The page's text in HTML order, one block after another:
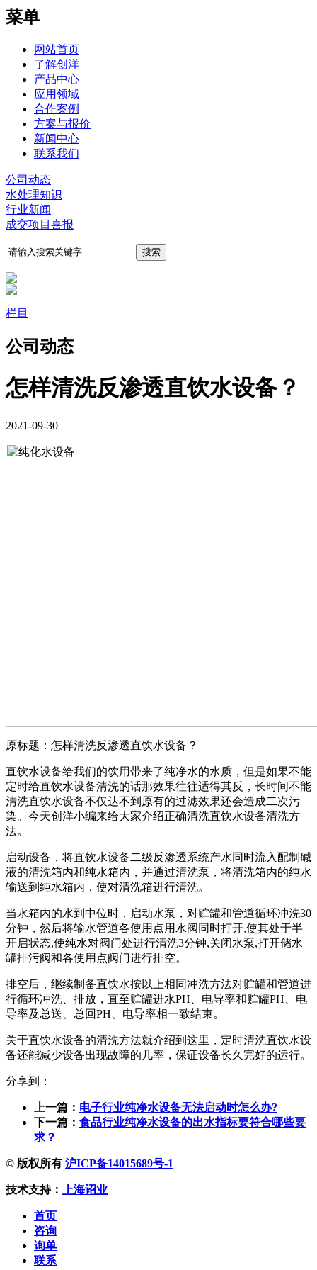
菜单
网站首页
了解创洋
产品中心
应用领域
合作案例
方案与报价
新闻中心
联系我们
公司动态
水处理知识
行业新闻
成交项目喜报
栏目
公司动态
怎样清洗反渗透直饮水设备？
2021-09-30
原标题：怎样清洗反渗透直饮水设备？
直饮水设备给我们的饮用带来了纯净水的水质，但是如果不能
定时给直饮水设备清洗的话那效果往往适得其反，长时间不能
清洗直饮水设备不仅达不到原有的过滤效果还会造成二次污
染。今天创洋小编来给大家介绍正确清洗直饮水设备清洗方
法。
启动设备，将直饮水设备二级反渗透系统产水同时流入配制碱
液的清洗箱内和纯水箱内，并通过清洗泵，将清洗箱内的纯水
输送到纯水箱内，使对清洗箱进行清洗。
当水箱内的水到中位时，启动水泵，对贮罐和管道循环冲洗30
分钟，然后将输水管道各使用点用水阀同时打开,使其处于半
开启状态,使纯水对阀门处进行清洗3分钟,关闭水泵,打开储水
罐排污阀和各使用点阀门进行排空。
排空后，继续制备直饮水按以上相同冲洗方法对贮罐和管道进
行循环冲洗、排放，直至贮罐进水PH、电导率和贮罐PH、电
导率及总送、总回PH、电导率相一致结束。
关于直饮水设备的清洗方法就介绍到这里，定时清洗直饮水设
备还能减少设备出现故障的几率，保证设备长久完好的运行。
分享到：
上一篇： 电子行业纯净水设备无法启动时怎么办?
下一篇： 食品行业纯净水设备的出水指标要符合哪些要
求？
© 版权所有 沪ICP备14015689号-1
技术支持： 上海诏业
首页
咨询
询单
联系